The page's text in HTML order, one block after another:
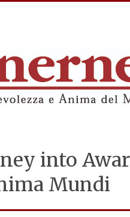
into
Mundi